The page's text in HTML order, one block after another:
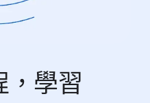
，​學習​